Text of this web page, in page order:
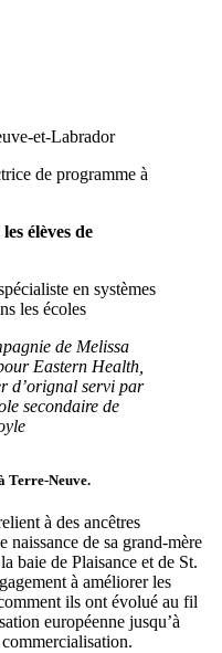
et-Labrador
de programme à
élèves de
en systèmes
les écoles
de Melissa
Eastern Health,
d’orignal servi par
secondaire de
Terre-Neuve.
à des ancêtres
de sa grand-mère
baie de Plaisance et de St.
à améliorer les
ils ont évolué au fil
européenne jusqu’à